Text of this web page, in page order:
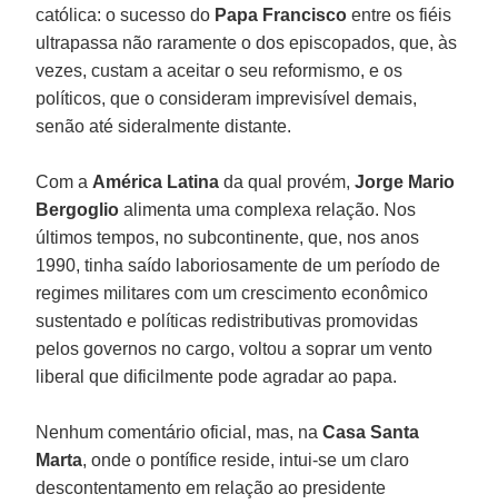
católica: o sucesso do Papa Francisco entre os fiéis
ultrapassa não raramente o dos episcopados, que, às
vezes, custam a aceitar o seu reformismo, e os
políticos, que o consideram imprevisível demais,
senão até sideralmente distante.
Com a América Latina da qual provém,Jorge Mario
Bergoglio alimenta uma complexa relação. Nos
últimos tempos, no subcontinente, que, nos anos
1990, tinha saído laboriosamente de um período de
regimes militares com um crescimento econômico
sustentado e políticas redistributivas promovidas
pelos governos no cargo, voltou a soprar um vento
liberal que dificilmente pode agradar ao papa.
Nenhum comentário oficial, mas, naCasa Santa
Marta, onde o pontífice reside, intui-se um claro
descontentamento em relação ao presidente